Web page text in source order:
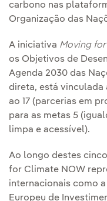
carbono nas
Organização das
A iniciativa Moving
os Objetivos de
Agenda 2030 das
direta, está vinculada
ao 17 (parcerias em
para as metas 5
limpa e acessível).
Ao longo destes
for Climate NOW
internacionais como
Europeu de